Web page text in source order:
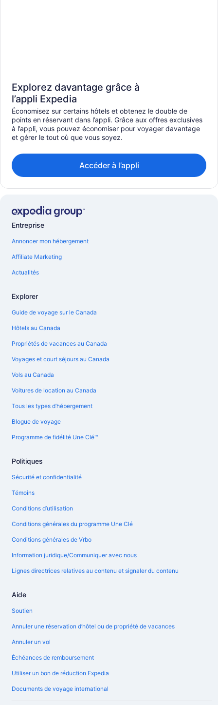
Explorez davantage grâce à
l’appli Expedia
Économisez sur certains hôtels et obtenez le double de
points en réservant dans l’appli. Grâce aux offres exclusives
à l’appli, vous pouvez économiser pour voyager davantage
et gérer le tout où que vous soyez.
Accéder à l’appli
Entreprise
Annoncer mon hébergement
Affiliate Marketing
Actualités
Explorer
Guide de voyage sur le Canada
Hôtels au Canada
Propriétés de vacances au Canada
Voyages et court séjours au Canada
Vols au Canada
Voitures de location au Canada
Tous les types d’hébergement
Blogue de voyage
Programme de fidélité Une Clé™
Politiques
Sécurité et confidentialité
Témoins
Conditions d’utilisation
Conditions générales du programme Une Clé
Conditions générales de Vrbo
Information juridique/Communiquer avec nous
Lignes directrices relatives au contenu et signaler du contenu
Aide
Soutien
Annuler une réservation d’hôtel ou de propriété de vacances
Annuler un vol
Échéances de remboursement
Utiliser un bon de réduction Expedia
Documents de voyage international